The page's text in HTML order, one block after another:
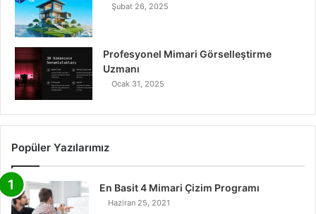
Şubat 26, 2025
Profesyonel Mimari Görselleştirme
Uzmanı
Ocak 31, 2025
Popüler Yazılarımız
En Basit 4 Mimari Çizim Programı
Haziran 25, 2021